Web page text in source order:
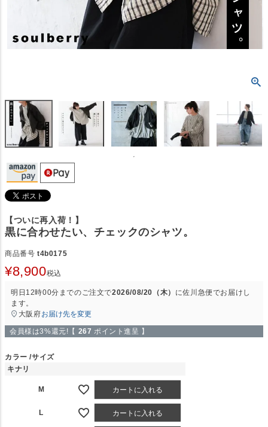
【ついに再入荷！】
黒に合わせたい、チェックのシャツ。
商品番号 t4b0175
¥8,900税込
明日 12時00分 までのご注文で2026/08/20（木） に佐川急便でお届けし
ます。
大阪府お届け先を変更
会員様は3%還元!【 267 ポイント進呈 】
カラー サイズ
キナリ
M カートに入れる
L カートに入れる